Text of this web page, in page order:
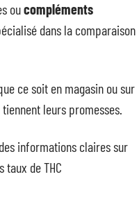
oucompléments
dans la comparaison
ce soit en magasin ou sur
leurs promesses.
informations claires sur
de THC